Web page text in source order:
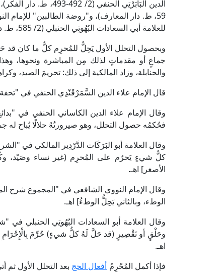
للعلامة أبي السعادات البُهُوتِي الحنبلي (2/ 585، ط. دار الكتب العلمية).
وبحصول التحلل الأول يَحِلُّ للمُحرِم كلُّ ما كان قد
جماعٍ أو مقدماتٍ لذلك مِن المباشرة ونحوها،
والحنابلة، وزاد المالكية إلى ذلك: تحريمَ الصيد،
قال الإمام علاء الدين السَّمَرْقَنْدِي الحنفي في "تحفة الفقهاء" (1/ 408): [إذا حَلَقَ حلَّ له كلُّ
فحُكمُه حصول التحلل، وهو صيرورتُهُ حلالًا يُباح له
كلُّ شيءٍ يَحرُم على المُحرِم (غير نساء وصَيْد،
الأصغر] اهـ.
الوطء، وبالثاني يَحِلُّ الوطءُ] اهـ.
وحَلْقٍ أو تَقْصِيرٍ (قد حَلَّ لَهُ كلُّ شيءٍ) حُرِّمَ بِالْإِحْرَامِ
اهـ.
فإذا أكمل المُحْرِمُ أفعال الحج بعد التحلل الأول ثم